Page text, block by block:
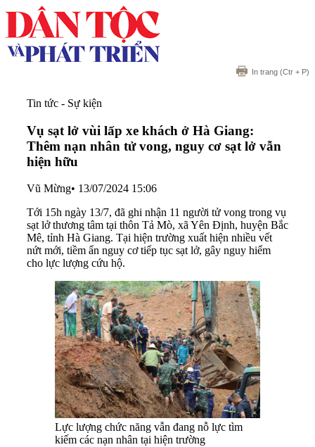
In trang (Ctr + P)
Tin tức - Sự kiện
Vụ sạt lở vùi lấp xe khách ở Hà Giang:
Thêm nạn nhân tử vong, nguy cơ sạt lở vẫn
hiện hữu
Vũ Mừng• 13/07/2024 15:06
Tới 15h ngày 13/7, đã ghi nhận 11 người tử vong trong vụ
sạt lở thương tâm tại thôn Tả Mò, xã Yên Định, huyện Bắc
Mê, tỉnh Hà Giang. Tại hiện trường xuất hiện nhiều vết
nứt mới, tiềm ẩn nguy cơ tiếp tục sạt lở, gây nguy hiểm
cho lực lượng cứu hộ.
Lực lượng chức năng vẫn đang nỗ lực tìm
kiếm các nạn nhân tại hiện trường